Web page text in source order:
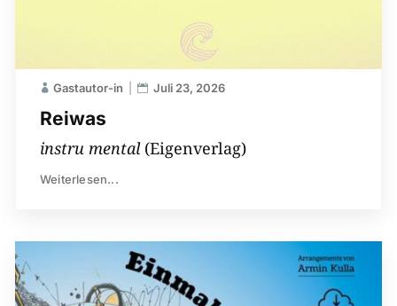
Reiwas
Gastautor-in Juli 23, 2026
instru mental(Eigenverlag)
Weiterlesen...